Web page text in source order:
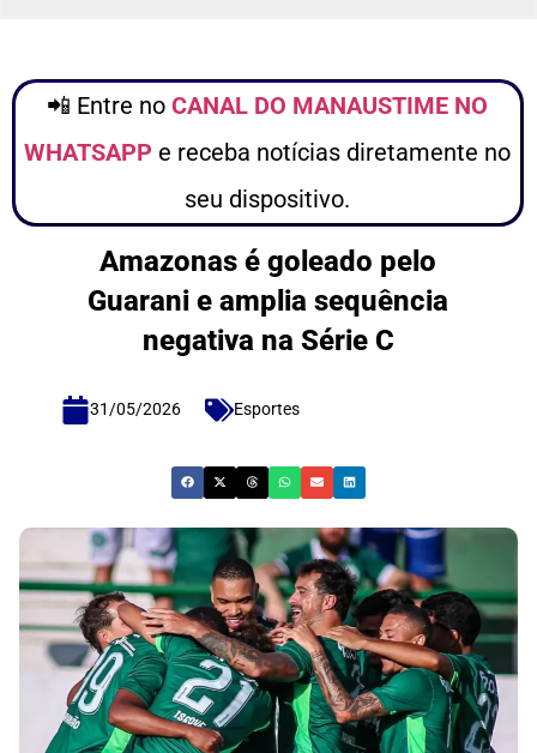
📲 Entre no CANAL DO MANAUSTIME NO
WHATSAPP e receba notícias diretamente no
seu dispositivo.
Amazonas é goleado pelo
Guarani e amplia sequência
negativa na Série C
31/05/2026 Esportes